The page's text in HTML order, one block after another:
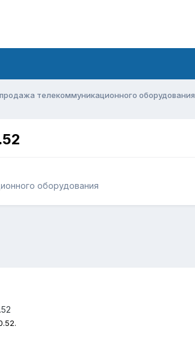
телекоммуникационного оборудования
оборудования